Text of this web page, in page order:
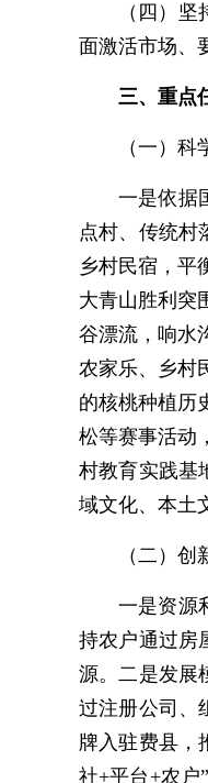
（四）
面激活市场、
三、重点
（一）
一是依据
点村、传统村
乡村民宿，平
大青山胜利突
谷漂流，响水
农家乐、乡村
的核桃种植历
松等赛事活动
村教育实践基
域文化、本土
（二）
一是资源
持农户通过房
源。二是发展
过注册公司、
牌入驻费县，
社+平台+农户